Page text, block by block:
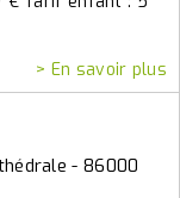
> En savoir plus
- 86000